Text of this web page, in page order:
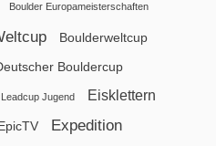
Boulder Europameisterschaften
Boulderweltcup
Bouldercup
Jugend Eisklettern
Expedition